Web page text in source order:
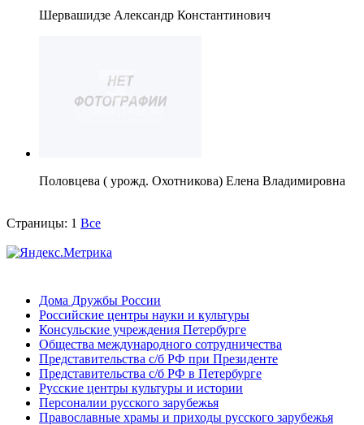
Шервашидзе Александр Константинович
Половцева ( урожд. Охотникова) Елена Владимировна
Страницы: 1 Все
Дома Дружбы России
Российские центры науки и культуры
Консульские учреждения Петербурге
Общества международного сотрудничества
Представительства с/б РФ при Президенте
Представительства с/б РФ в Петербурге
Русские центры культуры и истории
Персоналии русского зарубежья
Православные храмы и приходы русского зарубежья